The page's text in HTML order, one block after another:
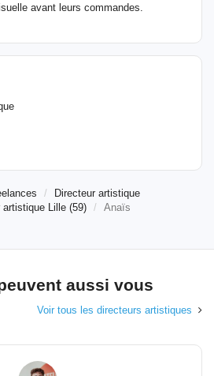
avant leurs commandes.
Directeur artistique
artistique Lille (59)
Anaïs
aussi vous
Voir tous les directeurs artistiques